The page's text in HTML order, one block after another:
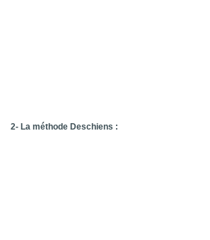
2- La méthode Deschiens :